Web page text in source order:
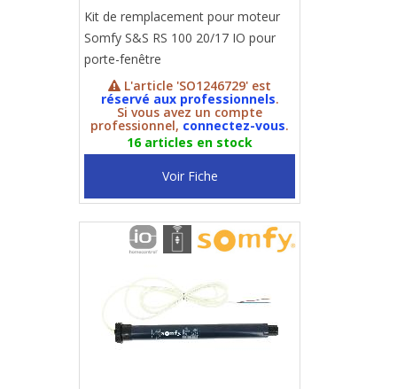
Kit de remplacement pour moteur
Somfy S&S RS 100 20/17 IO pour
porte-fenêtre
L'article 'SO1246729' est
réservé aux professionnels.
Si vous avez un compte
professionnel, connectez-vous.
16 articles en stock
Voir Fiche